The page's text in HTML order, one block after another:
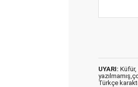
UYARI: Küfür,
Türkçe